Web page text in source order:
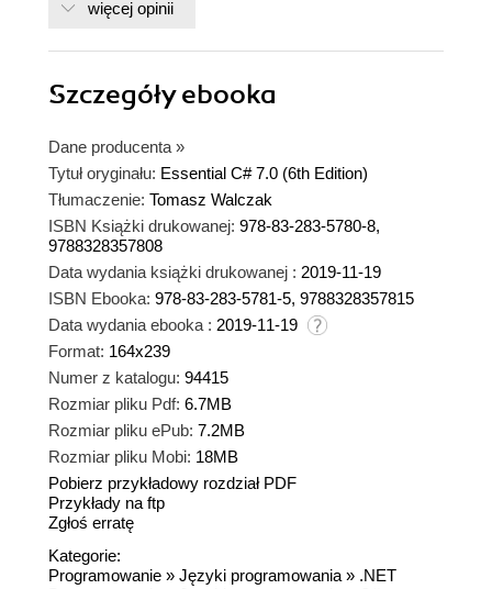
więcej opinii
Szczegółyebooka
Dane producenta »
Tytuł oryginału: Essential C# 7.0 (6th Edition)
Tłumaczenie: Tomasz Walczak
ISBN Książki drukowanej: 978-83-283-5780-8,
9788328357808
Data wydania książki drukowanej : 2019-11-19
ISBN Ebooka: 978-83-283-5781-5, 9788328357815
Data wydania ebooka : 2019-11-19
Format: 164x239
Numer z katalogu: 94415
Rozmiar pliku Pdf: 6.7MB
Rozmiar pliku ePub: 7.2MB
Rozmiar pliku Mobi: 18MB
Pobierz przykładowy rozdział PDF
Przykłady na ftp
Zgłoś erratę
Kategorie:
Programowanie » Języki programowania» .NET